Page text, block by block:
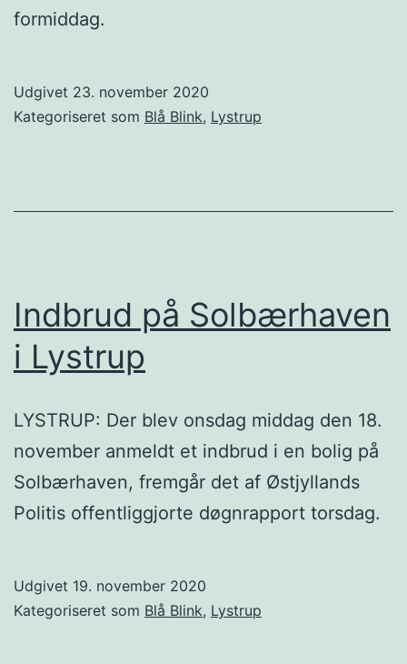
formiddag.
Udgivet 23. november 2020
Kategoriseret som Blå Blink, Lystrup
Indbrud på Solbærhaven
i Lystrup
LYSTRUP: Der blev onsdag middag den 18.
november anmeldt et indbrud i en bolig på
Solbærhaven, fremgår det af Østjyllands
Politis offentliggjorte døgnrapport torsdag.
Udgivet 19. november 2020
Kategoriseret som Blå Blink, Lystrup